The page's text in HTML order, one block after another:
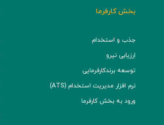
بخش کارفرما
جذب و استخدام
ارزیابی نیرو
توسعه برند‌کارفرمایی
نرم افزار مدیریت استخدام (ATS)
ورود به بخش کارفرما